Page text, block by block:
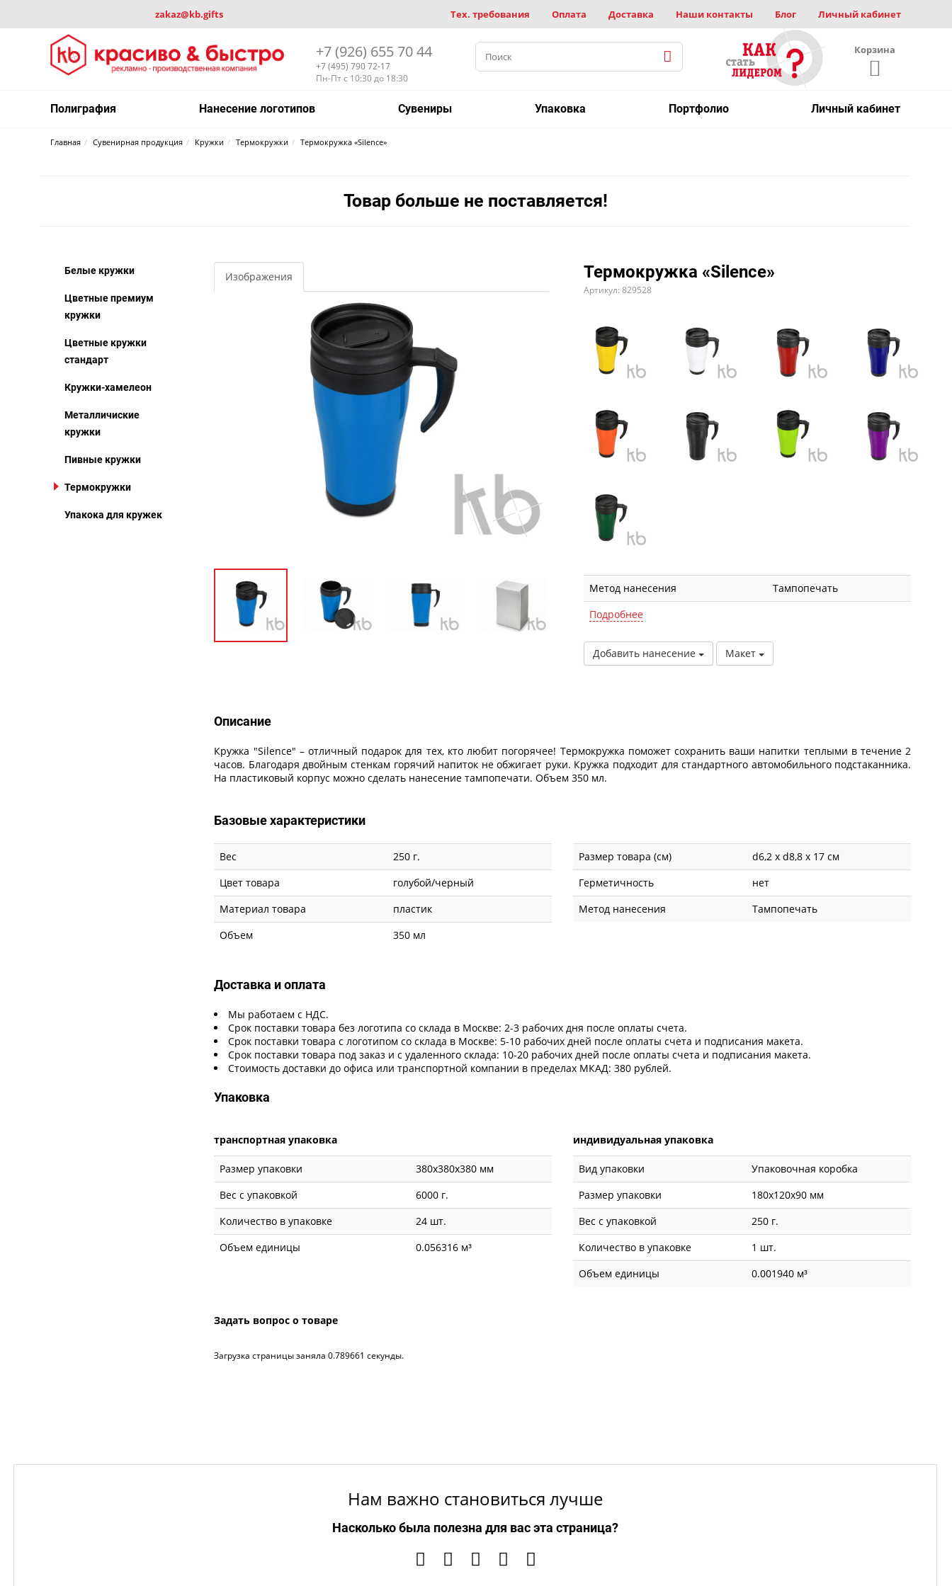
zakaz@kb.gifts Тех. требования Оплата Доставка Наши контакты Блог Личный кабинет
+7 (926) 655 70 44
+7 (495) 790 72-17
Пн-Пт с 10:30 до 18:30
Корзина
Полиграфия Нанесение логотипов Сувениры Упаковка Портфолио Личный кабинет
Главная Сувенирная продукция Кружки Термокружки Термокружка «Silence»
Товар больше не поставляется!
Белые кружки
Цветные премиум
кружки
Цветные кружки
стандарт
Кружки-хамелеон
Метaлличиские
кружки
Пивные кружки
Термокружки
Упакока для кружек
Термокружка «Silence»
Артикул: 829528
Изображения
Метод нанесения
Тампопечать
Подробнее
Добавить нанесение Макет
Описание
Кружка "Silence" – отличный подарок для тех, кто любит погорячее! Термокружка поможет сохранить ваши напитки теплыми в течение 2
часов. Благодаря двойным стенкам горячий напиток не обжигает руки. Кружка подходит для стандартного автомобильного подстаканника.
На пластиковый корпус можно сделать нанесение тампопечати. Объем 350 мл.
Базовые характеристики
Вес
250 г.
Цвет товара
голубой/черный
Материал товара
пластик
Объем
350 мл
Размер товара (см)
d6,2 х d8,8 х 17 см
Герметичность
нет
Метод нанесения
Тампопечать
Доставка и оплата
Мы работаем с НДС.
Срок поставки товара без логотипа со склада в Москве: 2-3 рабочих дня после оплаты счета.
Срок поставки товара с логотипом со склада в Москве: 5-10 рабочих дней после оплаты счета и подписания макета.
Срок поставки товара под заказ и с удаленного склада: 10-20 рабочих дней после оплаты счета и подписания макета.
Стоимость доставки до офиса или транспортной компании в пределах МКАД: 380 рублей.
Упаковка
транспортная упаковка
Размер упаковки
380x380x380 мм
Вес с упаковкой
6000 г.
Количество в упаковке
24 шт.
Объем единицы
0.056316 м³
индивидуальная упаковка
Вид упаковки
Упаковочная коробка
Размер упаковки
180x120x90 мм
Вес с упаковкой
250 г.
Количество в упаковке
1 шт.
Объем единицы
0.001940 м³
Задать вопрос о товаре
Загрузка страницы заняла 0.789661 секунды.
Нам важно становиться лучше
Насколько была полезна для вас эта страница?